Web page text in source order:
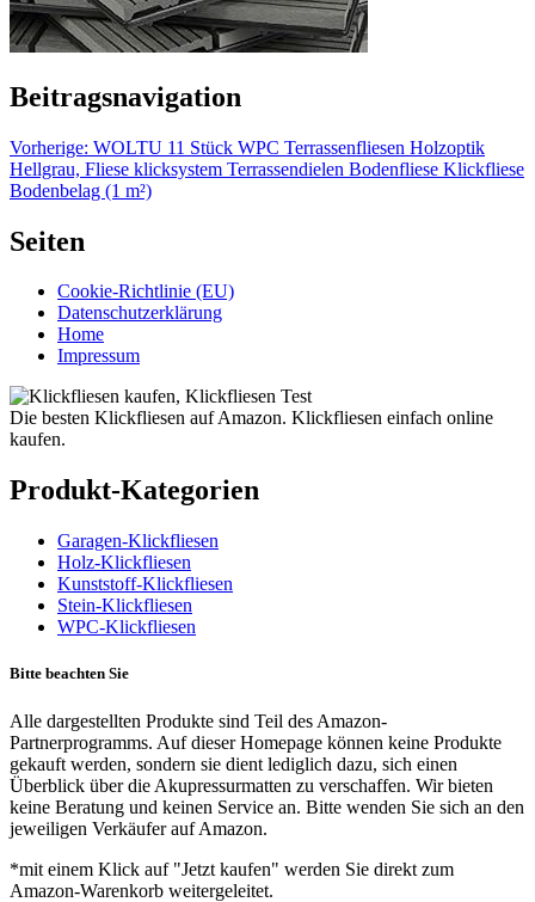
Beitragsnavigation
Vorherige: WOLTU 11 Stück WPC Terrassenfliesen Holzoptik
Hellgrau, Fliese klicksystem Terrassendielen Bodenfliese Klickfliese
Bodenbelag (1 m²)
Seiten
Cookie-Richtlinie (EU)
Datenschutzerklärung
Home
Impressum
Die besten Klickfliesen auf Amazon. Klickfliesen einfach online
kaufen.
Produkt-Kategorien
Garagen-Klickfliesen
Holz-Klickfliesen
Kunststoff-Klickfliesen
Stein-Klickfliesen
WPC-Klickfliesen
Bitte beachten Sie
Alle dargestellten Produkte sind Teil des Amazon-
Partnerprogramms. Auf dieser Homepage können keine Produkte
gekauft werden, sondern sie dient lediglich dazu, sich einen
Überblick über die Akupressurmatten zu verschaffen. Wir bieten
keine Beratung und keinen Service an. Bitte wenden Sie sich an den
jeweiligen Verkäufer auf Amazon.
*mit einem Klick auf "Jetzt kaufen" werden Sie direkt zum
Amazon-Warenkorb weitergeleitet.